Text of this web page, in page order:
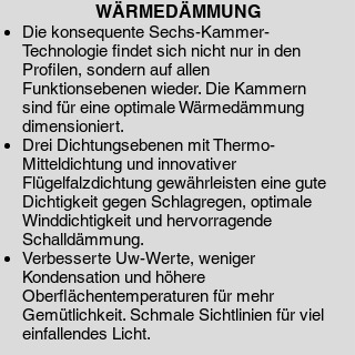
WÄRMEDÄMMUNG
Die konsequente Sechs-Kammer-
Technologie findet sich nicht nur in den
Profilen, sondern auf allen
Funktionsebenen wieder. Die Kammern
sind für eine optimale Wärmedämmung
dimensioniert.
Drei Dichtungsebenen mit Thermo-
Mitteldichtung und innovativer
Flügelfalzdichtung gewährleisten eine gute
Dichtigkeit gegen Schlagregen, optimale
Winddichtigkeit und hervorragende
Schalldämmung.
Verbesserte Uw-Werte, weniger
Kondensation und höhere
Oberflächentemperaturen für mehr
Gemütlichkeit. Schmale Sichtlinien für viel
einfallendes Licht.